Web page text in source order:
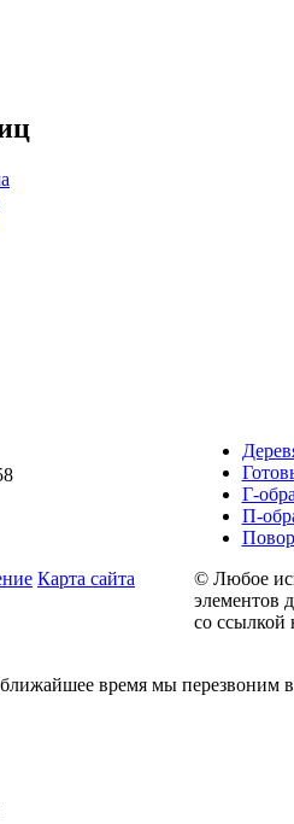
Г-
П-
Карта сайта
© Любое
элементов
со ссылкой
время мы перезвоним